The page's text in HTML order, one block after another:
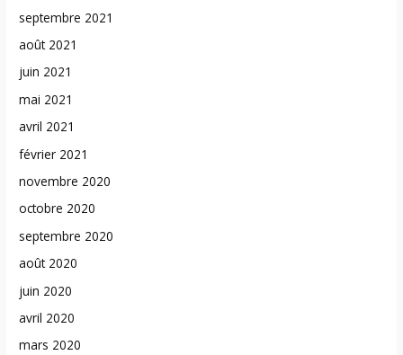
septembre 2021
août 2021
juin 2021
mai 2021
avril 2021
février 2021
novembre 2020
octobre 2020
septembre 2020
août 2020
juin 2020
avril 2020
mars 2020